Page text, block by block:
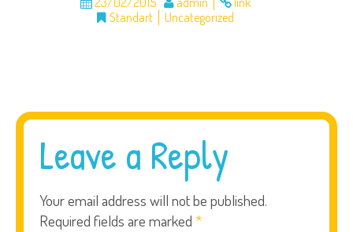
Standart
Uncategorized
Leave a Reply
Your email address will not be published.
Required fields are marked *